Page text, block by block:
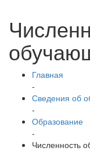
Главная
-
Сведения об
-
Образование
-
Численность